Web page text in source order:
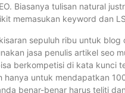
Biasanya tulisan natural
memasukan keyword dan
sepuluh ribu untuk
jasa penulis artikel seo
berkompetisi di kata kunci
untuk mendapatkan
benar-benar harus teliti